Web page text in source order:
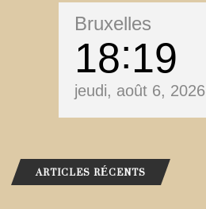
Bruxelles
18 19
jeudi, août 6, 2026
ARTICLES RÉCENTS